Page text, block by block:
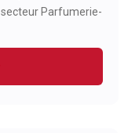
Parfumerie-